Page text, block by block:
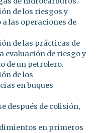
de los riesgos y
las operaciones de
de las prácticas de
evaluación de riesgo y
de un petrolero.
de los
en buques
después de colisión,
en primeros